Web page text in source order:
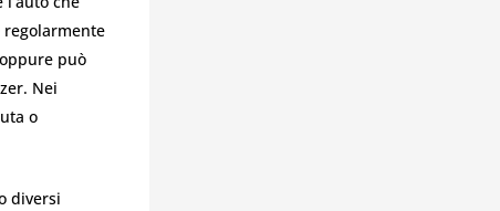
regolarmente
può
Nei
o
diversi